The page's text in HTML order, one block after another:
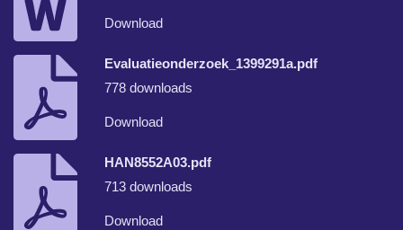
Download
Evaluatieonderzoek_1399291a.pdf
778 downloads
Download
HAN8552A03.pdf
713 downloads
Download